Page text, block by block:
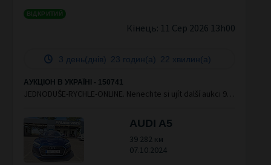
ВІДКРИТИЙ
Кінець: 11 Сер 2026 13h00
3 день(днів) 23 годин(а) 22 хвилин(а)
АУКЦІОН В УКРАЇНІ - 150741
JEDNODUŠE-RYCHLE-ONLINE. Nenechte si ujít další aukci 94
AUDI A5
39 282 км
07.10.2024